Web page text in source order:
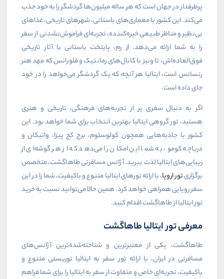
پرطرفدار در جهان است که هر ساله میلیون‌ها گردشگر را به خود جذب
می‌کند. این کشور با معماری‌های باستانی، شهرهای تاریخی، غذاهای
بی‌نظیر و مناظر طبیعی خیره‌کننده، تجربه‌ای فراموش‌نشدنی از سفر
را به شما ارائه می‌دهد. از رم، پایتخت باستانی با آثار تاریخی
فوق‌العاده‌اش، تا ونیز با کانال‌های رمانتیک و فلورانس که مهد هنر
رنسانس است، ایتالیا هر آنچه که یک گردشگر می‌خواهد را در خود
جای داده است.
اگر به دنبال سفری پر از تجربه‌های فرهنگی، تاریخی و هنری
هستید، تور گروهی ایتالیا بهترین انتخاب برای شما خواهد بود. این
کشور با جاذبه‌هایی همچون کولوسئوم، برج کج پیزا، واتیکان و
دریاچه کومو، به شما این امکان را می‌دهد که از هر گوشه‌ای از
زیبایی‌های ایتالیا لذت ببرید. آژانس مسافرتی طاهاگشت، متخصص
برگزاریتور اروپا، با ارائه تورهای ایتالیا متنوع و باکیفیت، شما را در این
سفر رویایی همراهی خواهد کرد. همین حالا می‌توانید نسبت به خرید
تور ایتالیا از طاهاگشت اقدام کنید.
معرفی تور ایتالیا طاهاگشت
طاهاگشت، یکی از معتبرترین و شناخته‌شده‌ترین آژانس‌های
مسافرتی در ایران، با ارائه تور سفر به ایتالیا توریستی متنوع و
باکیفیت، تجربه‌ای خاص و متفاوت از سفر به ایتالیا را برای شما فراهم